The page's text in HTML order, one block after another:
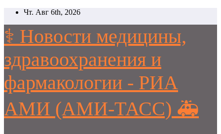
Перейти
содержимому
Чт. Авг 6th, 2026
⚕️ Новости медицины,
здравоохранения и
фармакологии - РИА
АМИ (АМИ-ТАСС) 🚑